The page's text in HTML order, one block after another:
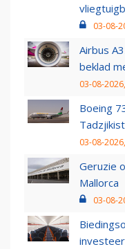
03-08-
Airbus
beklad
03-08-
Boeing
03-08-
Geruzie
Mallorca
03-08-